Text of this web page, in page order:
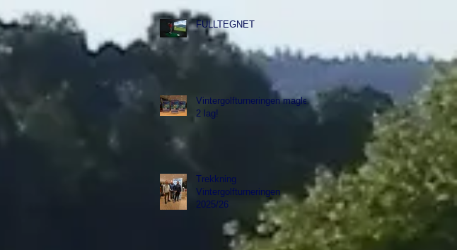
FULLTEGNET
Vintergolfturneringen magler
2 lag!
Trekkning
Vintergolfturneringen
2025/26